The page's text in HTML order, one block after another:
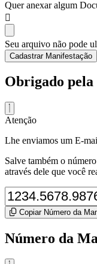
Quer anexar algum
Seu arquivo não pode
Cadastrar Manifestação
Obrigado pela
Atenção
Lhe enviamos um E-
Salve também o
através dele que você
Copiar Número da
Número da